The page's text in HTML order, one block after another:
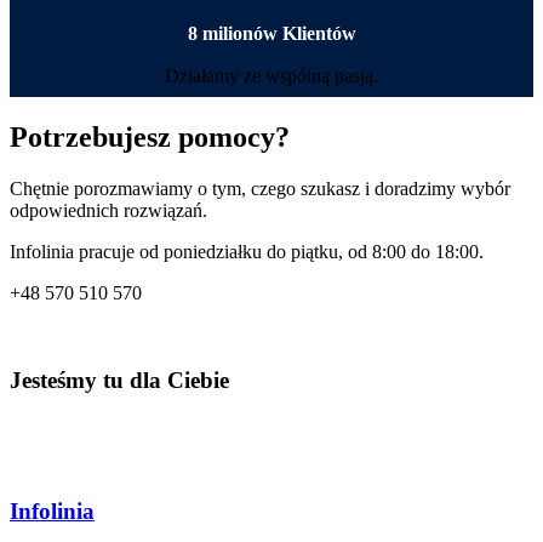
8 milionów Klientów
Działamy ze wspólną pasją.
Potrzebujesz pomocy?
Chętnie porozmawiamy o tym, czego szukasz i doradzimy wybór
odpowiednich rozwiązań.
Infolinia pracuje od poniedziałku do piątku, od 8:00 do 18:00.
+48 570 510 570
Jesteśmy tu dla Ciebie
Infolinia